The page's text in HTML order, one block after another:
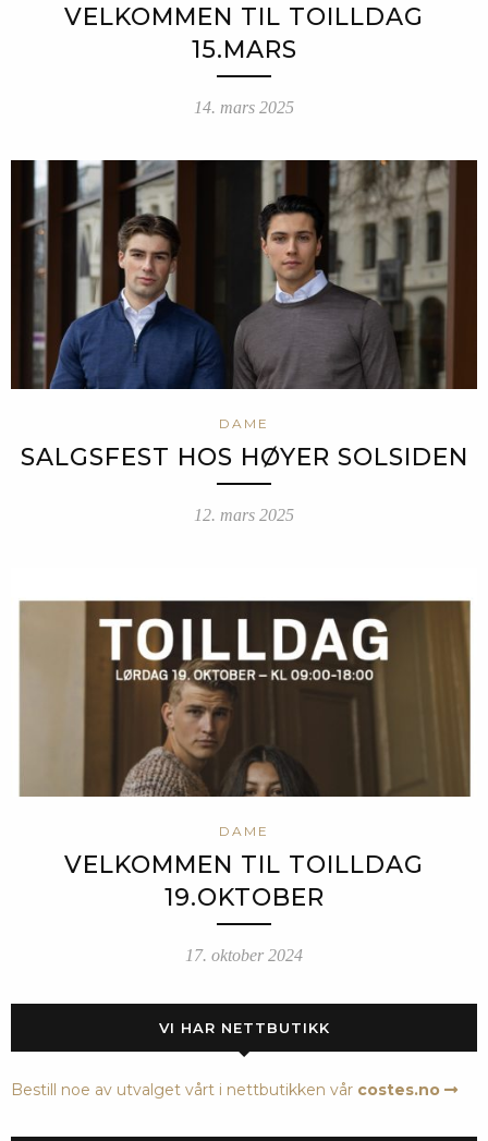
VELKOMMEN TIL TOILLDAG
15.MARS
14. mars 2025
DAME
SALGSFEST HOS HØYER SOLSIDEN
12. mars 2025
DAME
VELKOMMEN TIL TOILLDAG
19.OKTOBER
17. oktober 2024
VI HAR NETTBUTIKK
Bestill noe av utvalget vårt i nettbutikken vår costes.no